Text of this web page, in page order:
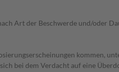
Art der Beschwerde und/oder
kommen,
bei dem Verdacht auf eine